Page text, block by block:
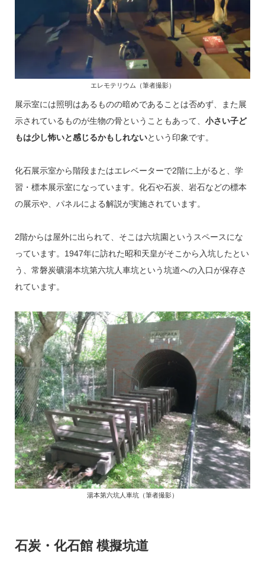
エレモテリウム（筆者撮影）
展示室には照明はあるものの暗めであることは否めず、また展
示されているものが生物の骨ということもあって、 小さい子ど
もは少し怖いと感じるかもしれないという印象です。
化石展示室から階段またはエレベーターで2階に上がると、学
習・標本展示室になっています。化石や石炭、岩石などの標本
の展示や、パネルによる解説が実施されています。
2階からは屋外に出られて、そこは六坑園というスペースにな
っています。1947年に訪れた昭和天皇がそこから入坑したとい
う、常磐炭礦湯本坑第六坑人車坑という坑道への入口が保存さ
れています。
湯本第六坑人車坑（筆者撮影）
石炭・化石館 模擬坑道